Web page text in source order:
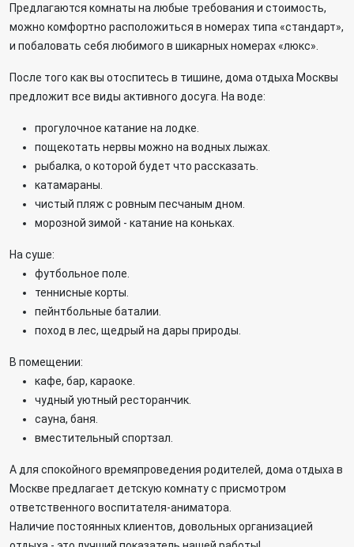
Предлагаются комнаты на любые требования и стоимость,
можно комфортно расположиться в номерах типа «стандарт»,
и побаловать себя любимого в шикарных номерах «люкс».
После того как вы отоспитесь в тишине, дома отдыха Москвы
предложит все виды активного досуга. На воде:
прогулочное катание на лодке.
пощекотать нервы можно на водных лыжах.
рыбалка, о которой будет что рассказать.
катамараны.
чистый пляж с ровным песчаным дном.
морозной зимой - катание на коньках.
На суше:
футбольное поле.
теннисные корты.
пейнтбольные баталии.
поход в лес, щедрый на дары природы.
В помещении:
кафе, бар, караоке.
чудный уютный ресторанчик.
сауна, баня.
вместительный спортзал.
А для спокойного времяпроведения родителей, дома отдыха в
Москве предлагает детскую комнату с присмотром
ответственного воспитателя-аниматора.
Наличие постоянных клиентов, довольных организацией